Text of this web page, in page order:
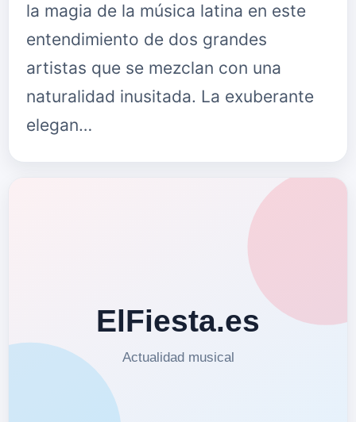
la magia de la música latina en este
entendimiento de dos grandes
artistas que se mezclan con una
naturalidad inusitada. La exuberante
elegan…